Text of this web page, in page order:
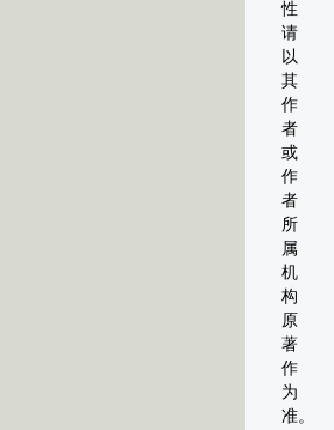
性
请
以
其
作
者
或
作
者
所
属
机
构
原
著
作
为
准。